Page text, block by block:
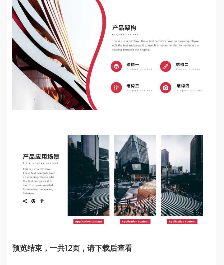
预览结束，一共12页，请下载后查看